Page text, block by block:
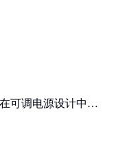
可调电源设计中的